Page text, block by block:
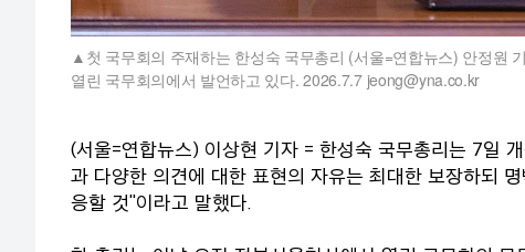
첫 국무회의 주재하는 한성숙 국무총리 (서울=연합뉴스) 안정원
열린 국무회의에서 발언하고 있다. 2026.7.7 jeong@yna.co.kr
(서울=연합뉴스) 이상현 기자 = 한성숙 국무총리는 7일
과 다양한 의견에 대한 표현의 자유는 최대한 보장하되
응할 것"이라고 말했다.